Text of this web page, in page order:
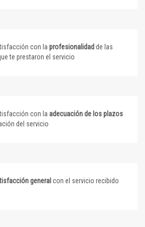
con la profesionalidad de las
te prestaron el servicio
con la adecuación de los plazos
del servicio
general con el servicio recibido